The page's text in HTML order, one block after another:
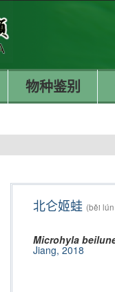
物种鉴别
北仑姬蛙 (běi
Microhyla
Jiang, 2018